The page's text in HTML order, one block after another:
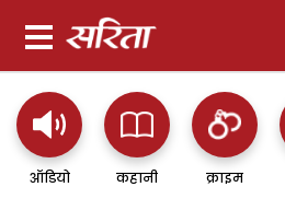
ऑडियो कहानी क्राइम